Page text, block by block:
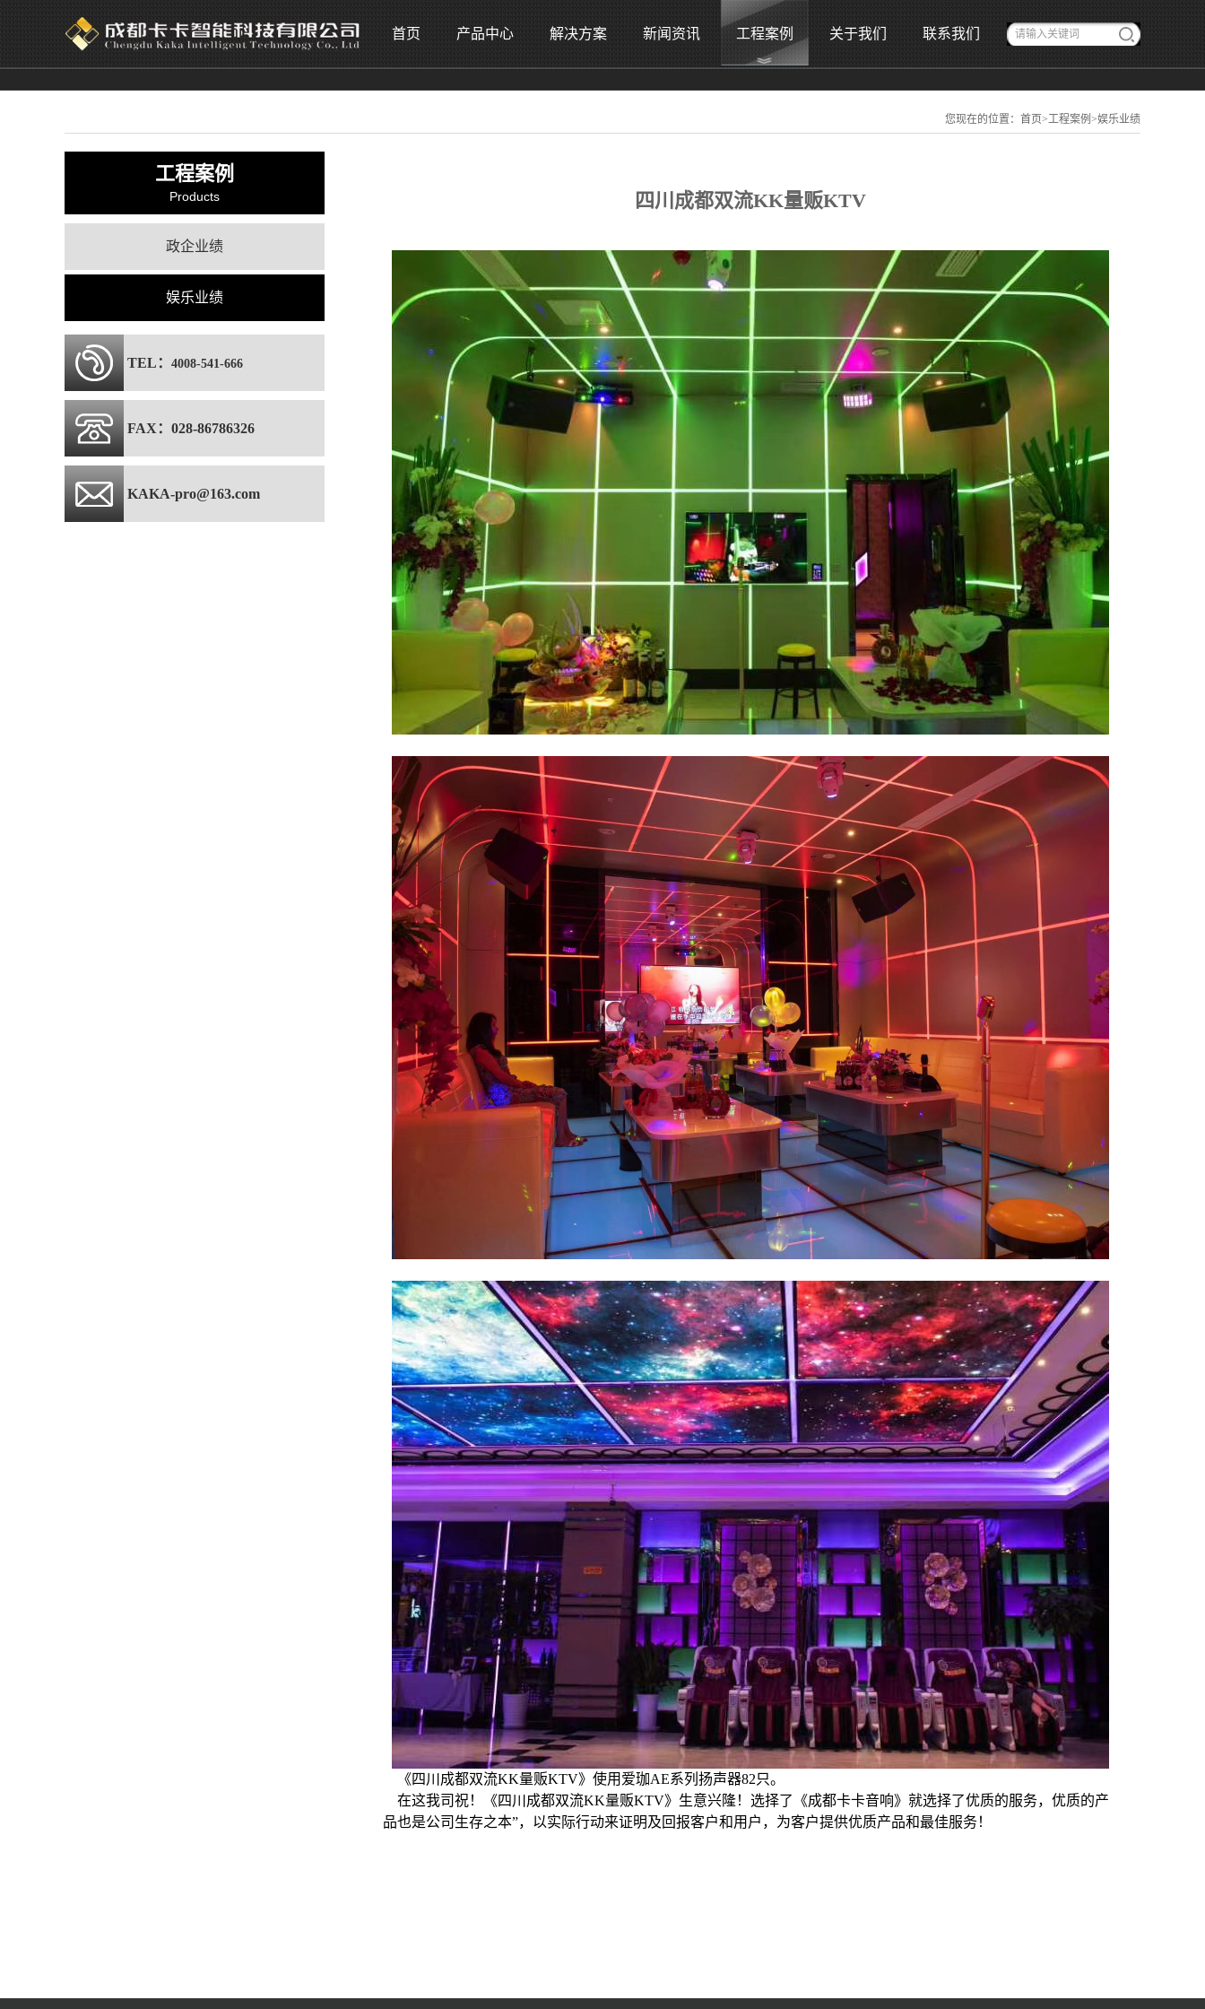
首页 产品中心 解决方案 新闻资讯 工程案例 关于我们 联系我们
您现在的位置： 首页>工程案例 >娱乐业绩
工程案例
Products
政企业绩
娱乐业绩
TEL： 4008-541-666
FAX：028-86786326
KAKA-pro@163.com
四川成都双流KK量贩KTV
《四川成都双流KK量贩KTV》使用爱珈AE系列扬声器82只。
在这我司祝！《四川成都双流KK量贩KTV》生意兴隆！选择了《成都卡卡音响》就选择了优质的服务，优质的产
品也是公司生存之本”，以实际行动来证明及回报客户和用户，为客户提供优质产品和最佳服务！